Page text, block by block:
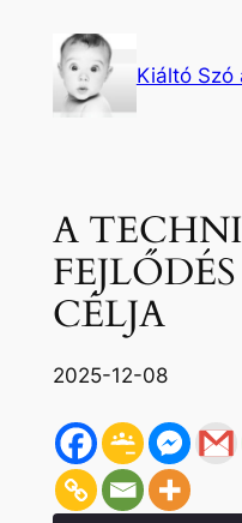
tartalomhoz
Kiáltó Szó
A
CÉLJA
2025-12-08